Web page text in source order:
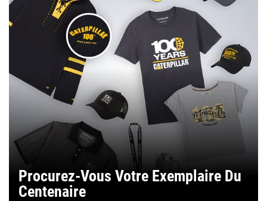
Procurez-Vous Votre Exemplaire Du
Centenaire